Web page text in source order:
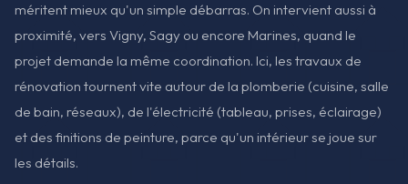
méritent mieux qu'un simple débarras. On intervient aussi à
proximité, vers Vigny, Sagy ou encore Marines, quand le
projet demande la même coordination. Ici, les travaux de
rénovation tournent vite autour de la plomberie (cuisine, salle
de bain, réseaux), de l'électricité (tableau, prises, éclairage)
et des finitions de peinture, parce qu'un intérieur se joue sur
les détails.